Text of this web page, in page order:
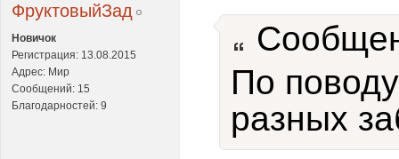
ФруктовыйЗад
Новичок
Регистрация: 13.08.2015
Адрес: Мир
Сообщений: 15
Благодарностей: 9
По
разных